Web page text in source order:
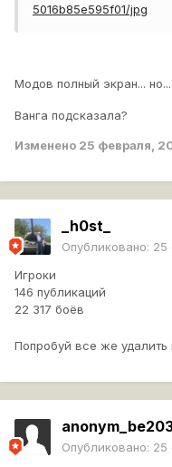
5016b85e595f01/jpg
Модов полный экран...
Ванга подсказала?
Изменено 25 февраля,
_h0st_
Опубликовано: 25
Игроки
146 публикаций
22 317 боёв
Попробуй все же
Опубликовано: 25